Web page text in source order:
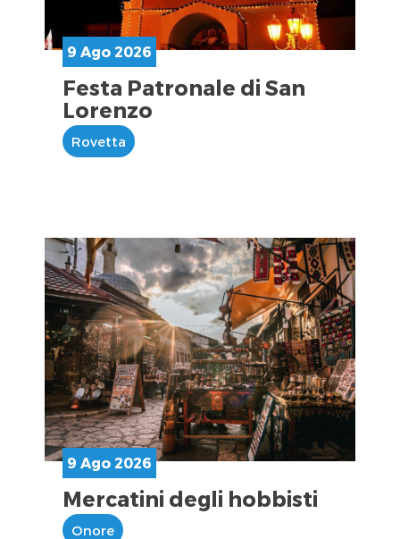
9 Ago 2026
Festa Patronale di San
Lorenzo
Rovetta
9 Ago 2026
Mercatini degli hobbisti
Onore